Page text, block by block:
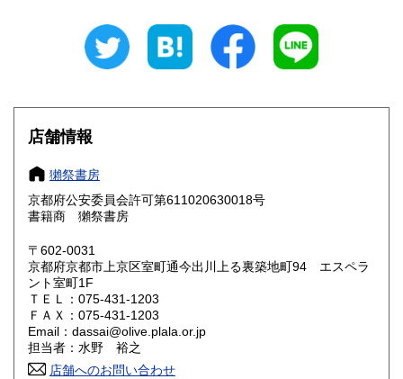
600円 三重県
大阪府
奈良県
鳥取県 600円 島根県
岡山県
山口県
香川県 600円
高知県 600円
店舗情報
獺祭書房
京都府公安委員会許可第611020630018号
書籍商 獺祭書房
〒602-0031
京都府京都市上京区室町通今出川上る裏築地町94 エスペラ
ント室町1F
ＴＥＬ：075-431-1203
ＦＡＸ：075-431-1203
Email：dassai@olive.plala.or.jp
担当者：水野 裕之
店舗へのお問い合わせ